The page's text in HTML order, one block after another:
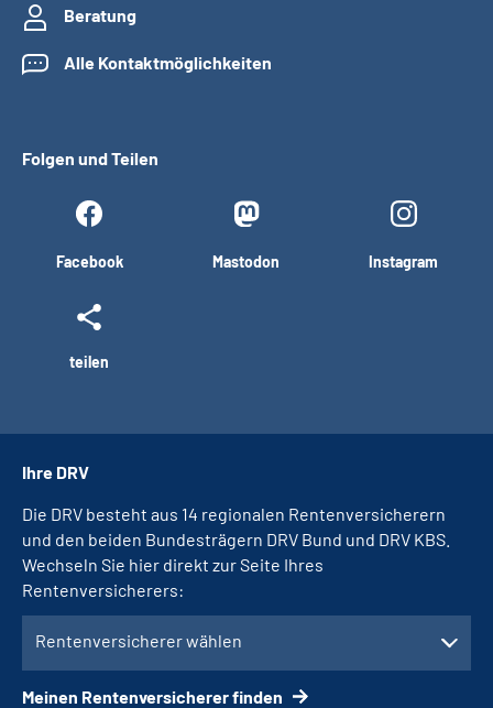
Beratung
Alle Kontaktmöglichkeiten
Folgen und Teilen
Facebook Mastodon Instagram
teilen
Ihre DRV
Die DRV besteht aus 14 regionalen Rentenversicherern
und den beiden Bundesträgern DRV Bund und DRV KBS.
Wechseln Sie hier direkt zur Seite Ihres
Rentenversicherers:
Rentenversicherer wählen
Meinen Rentenversicherer finden